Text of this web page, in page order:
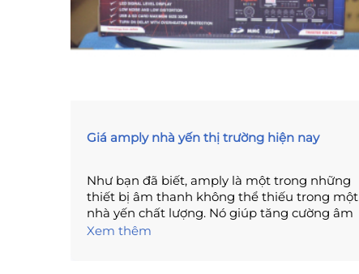
Giá amply nhà yến thị trường hiện nay
Như bạn đã biết, amply là một trong những
thiết bị âm thanh không thể thiếu trong một
nhà yến chất lượng. Nó giúp tăng cường âm
thanh cho hệ thống loa nhà yến, đảm bảo
Xem thêm